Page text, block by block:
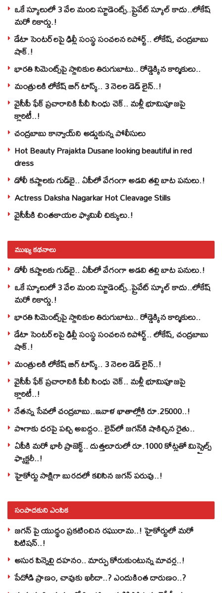
ఒకే స్కూలులో 3 వేల మంది స్టూడెంట్స్‌..ప్రైవేట్‌ స్కూల్‌ కాదు..లోకేష్
మరో రికార్డు.!
డేటా సెంటర్‌లపై ఢిల్లీ సంస్థ సంచలన రిపోర్ట్.. లోకేష్‌, చంద్రబాబు
షాక్‌.!
భారతి సిమెంట్స్‌పై స్థానికుల తిరుగుబాటు.. రోడ్డెక్కిన కార్మికులు..
మంత్రులకి లోకేష్‌ బిగ్‌ టాస్క్‌.. 3 నెలల డెడ్‌ లైన్‌..!
వైసీపీ ఫేక్ ప్రచారానికి పీవీ సింధు చెక్.. మళ్లీ భూమిపూజపై
క్లారిటీ..!
చంద్రబాబు కాన్వాయ్‌ని అడ్డుకున్న పోలీసులు
Hot Beauty Prajakta Dusane looking beautiful in red
dress
డోలీ కష్టాలకు గుడ్‌బై.. ఏపీలో వేగంగా అడవి తల్లి బాట పనులు.!
Actress Daksha Nagarkar Hot Cleavage Stills
వైసీపీకి చింతకాయల ఫ్యామిలీ చిక్కులు.!
ముఖ్య కథనాలు
డోలీ కష్టాలకు గుడ్‌బై.. ఏపీలో వేగంగా అడవి తల్లి బాట పనులు.!
ఒకే స్కూలులో 3 వేల మంది స్టూడెంట్స్‌..ప్రైవేట్‌ స్కూల్‌ కాదు..లోకేష్
మరో రికార్డు.!
భారతి సిమెంట్స్‌పై స్థానికుల తిరుగుబాటు.. రోడ్డెక్కిన కార్మికులు..
డేటా సెంటర్‌లపై ఢిల్లీ సంస్థ సంచలన రిపోర్ట్.. లోకేష్‌, చంద్రబాబు
షాక్‌.!
మంత్రులకి లోకేష్‌ బిగ్‌ టాస్క్‌.. 3 నెలల డెడ్‌ లైన్‌..!
వైసీపీ ఫేక్ ప్రచారానికి పీవీ సింధు చెక్.. మళ్లీ భూమిపూజపై
క్లారిటీ..!
నేతన్న సేవలో చంద్రబాబు..ఇవాళ ఖాతాల్లోకి రూ.25000..!
పొగాకు ధరపై పచ్చి అబద్దం.. లైవ్‌లో జగన్‌కి షాకిచ్చిన రైతు..
ఏపీకి మరో భారీ ప్రాజెక్ట్.. దుత్తలూరులో రూ.1000 కోట్లతో మిస్సైల్స్
ఫ్యాక్టరీ..!
హైకోర్టు సాక్షిగా బురదలో కలిసిన జగన్ పరువు..!
సంపాదకుని ఎంపిక
జగన్ పై యుద్థం ప్రకటించిన రఘురామ..! హైకోర్టులో మరో
పిటిషన్..!
అసుర పిన్నెల్లి దహనం.. మార్పు కోరుకుంటున్న మాచర్ల..!
పేదోడి ప్రాణం, చావుకు ఖరీదా..? ఎందుకింత దారుణం..?